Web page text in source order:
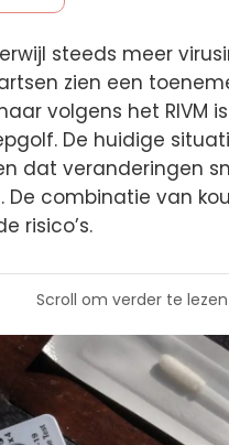
steeds meer
zien een
volgens het
De huidige
dat veranderingen
combinatie van
risico’s.
Scroll om verder te lezen